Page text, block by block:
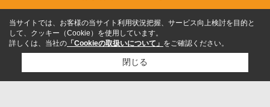
当サイトでは、お客様の当サイト利用状況把握、サービス向上検討を目的と
して、クッキー（Cookie）を使用しています。
詳しくは、当社の 「Cookieの取扱いについて」 をご確認ください。
閉じる